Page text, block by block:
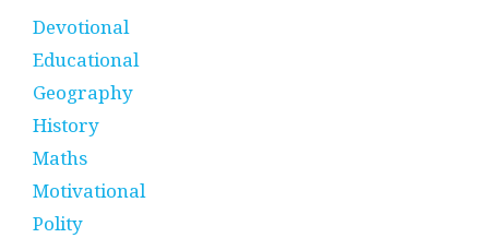
Devotional
Educational
Geography
History
Maths
Motivational
Polity